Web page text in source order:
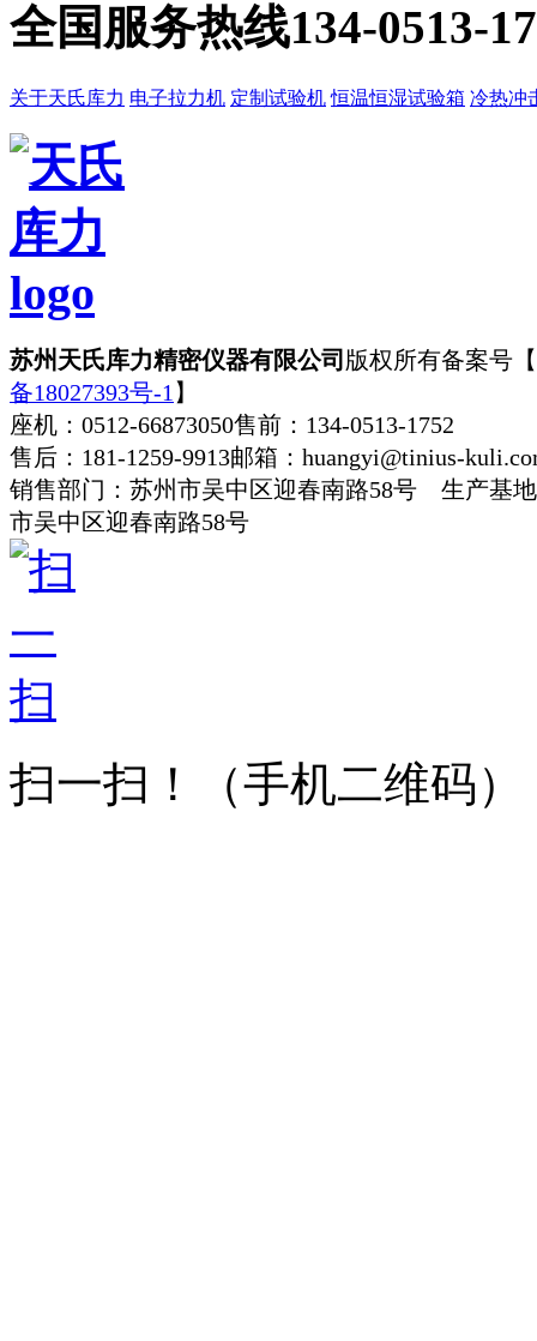
全国服务热线134-0513-
关于天氏库力 电子拉力机 定制试验机 恒温恒湿试验箱 冷热冲
苏州天氏库力精密仪器有限公司 版权所有备案号【
备18027393号-1 】
座机：0512-66873050售前：134-0513-1752
售后：181-1259-9913邮箱：huangyi@tinius-
销售部门：苏州市吴中区迎春南路58号 生产基
市吴中区迎春南路58号
扫一扫！ （手机二维码）